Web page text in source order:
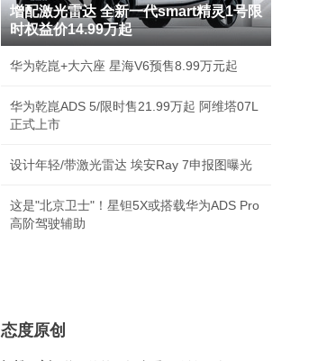
增配激光雷达 全新一代smart精灵1号限
时权益价14.99万起
华为乾崑+大六座 星海V6预售8.99万元起
华为乾崑ADS 5/限时售21.99万起 阿维塔07L
正式上市
设计年轻/带激光雷达 埃安Ray 7申报图曝光
这是"北京卫士"！星钽5X或搭载华为ADS Pro
高阶驾驶辅助
态度原创